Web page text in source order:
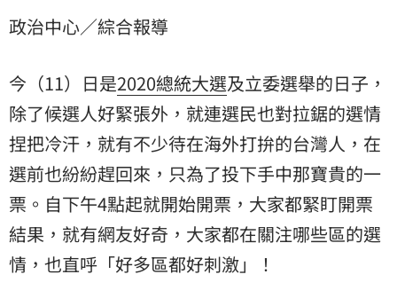
政治中心／綜合報導
今（11）日是2020總統大選及立委選舉的日子，
除了候選人好緊張外，就連選民也對拉鋸的選情
捏把冷汗，就有不少待在海外打拚的台灣人，在
選前也紛紛趕回來，只為了投下手中那寶貴的一
票。自下午4點起就開始開票，大家都緊盯開票
結果，就有網友好奇，大家都在關注哪些區的選
情，也直呼「好多區都好刺激」！